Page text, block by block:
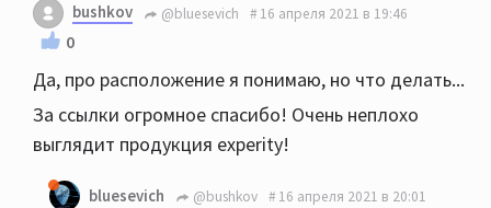
bushkov @bluesevich 16 апреля 2021 в 19:46
0
Да, про расположение я понимаю, но что делать...
За ссылки огромное спасибо! Очень неплохо
выглядит продукция experity!
bluesevich @bushkov 16 апреля 2021 в 20:01